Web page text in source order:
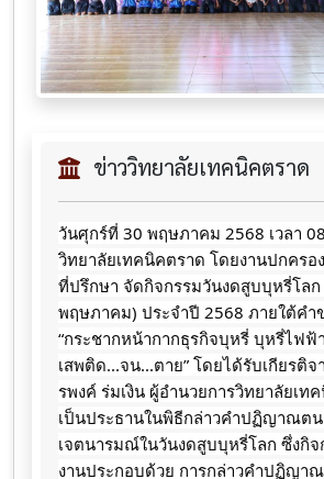
ข่าววิทยาลัยเทคนิคตราด
วันศุกร์ที่ 30 พฤษภาคม 2568 เวลา
วิทยาลัยเทคนิคตราด โดยงานปกครอ
ที่ปรึกษา จัดกิจกรรมวันงดสูบบุหรี่โลก
พฤษภาคม) ประจำปี 2568 ภายใต้คำ
“กระชากหน้ากากธุรกิจบุหรี่ บุหรี่ไฟฟ้
เสพติด...จน...ตาย” โดยได้รับเกียรติจ
รพงค์ ร่มเงิน ผู้อำนวยการวิทยาลัยเท
เป็นประธานในพิธีกล่าวคำปฏิญาณต
เจตนารมณ์ในวันงดสูบบุหรี่โลก ซึ่งกิจ
งานประกอบด้วย การกล่าวคำปฏิญา